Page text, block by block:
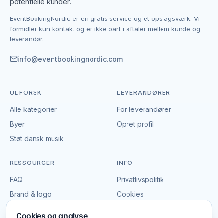
EventBookingNordic er en åben portal – vi tager
hverken gebyr eller provision, og du laver aftalen på
præcisere leverancen og indgå en aftale, der passer
EventBookingNordic er en gratis service og et opslagsværk. Vi
formidler kun kontakt og er ikke part i aftaler mellem kunde og
leverandør.
info@eventbookingnordic.com
UDFORSK
Alle kategorier
Byer
Støt dansk musik
LEVERANDØRER
For leverandører
Opret profil
RESSOURCER
FAQ
Brand & logo
INFO
Privatlivspolitik
Cookies
Cookies og analyse